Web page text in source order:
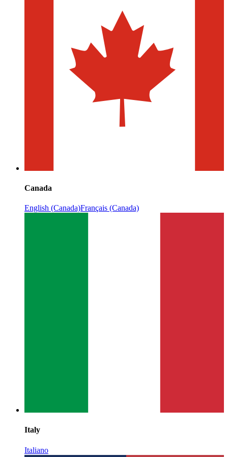
Canada
English (Canada)Français (Canada)
Italy
Italiano